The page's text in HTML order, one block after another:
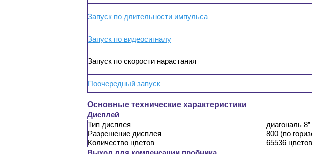
Запуск по длительности импульса
Запуск по видеосигналу
Запуск по скорости нарастания
Поочередный запуск
Основные технические характеристики
Дисплей
Тип дисплея
диагональ
Разрешение дисплея
800 (по
Количество цветов
65536 цветов
Выход для компенсации пробника